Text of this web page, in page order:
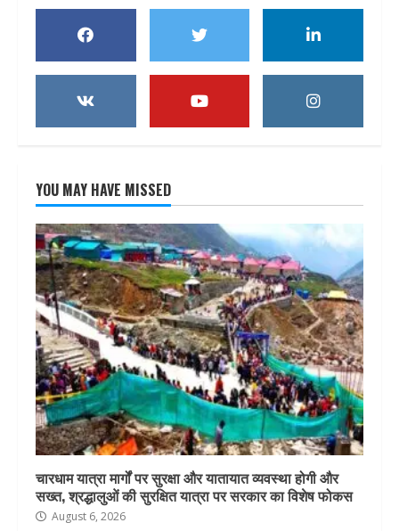
YOU MAY HAVE MISSED
चारधाम यात्रा मार्गों पर सुरक्षा और यातायात व्यवस्था होगी और
सख्त, श्रद्धालुओं की सुरक्षित यात्रा पर सरकार का विशेष फोकस
August 6, 2026